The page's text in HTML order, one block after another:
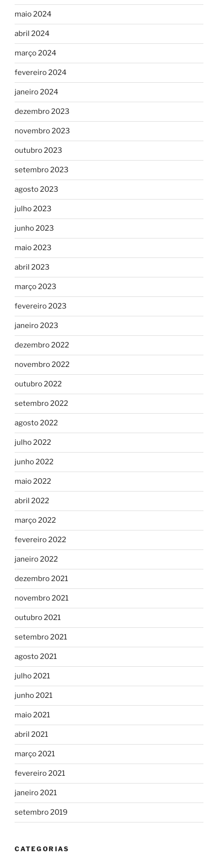
maio 2024
abril 2024
março 2024
fevereiro 2024
janeiro 2024
dezembro 2023
novembro 2023
outubro 2023
setembro 2023
agosto 2023
julho 2023
junho 2023
maio 2023
abril 2023
março 2023
fevereiro 2023
janeiro 2023
dezembro 2022
novembro 2022
outubro 2022
setembro 2022
agosto 2022
julho 2022
junho 2022
maio 2022
abril 2022
março 2022
fevereiro 2022
janeiro 2022
dezembro 2021
novembro 2021
outubro 2021
setembro 2021
agosto 2021
julho 2021
junho 2021
maio 2021
abril 2021
março 2021
fevereiro 2021
janeiro 2021
setembro 2019
CATEGORIAS